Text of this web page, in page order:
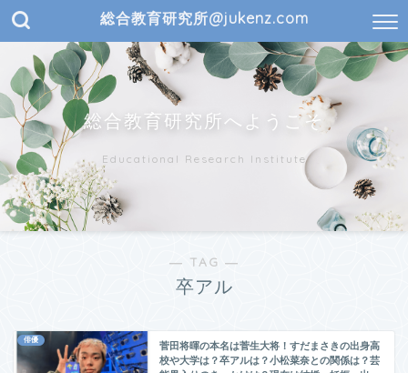
総合教育研究所@jukenz.com
総合教育研究所へようこそ
Educational Research Institute
― TAG ―
卒アル
俳優
菅田将暉の本名は菅生大将！すだまさきの出身高
校や大学は？卒アルは？小松菜奈との関係は？芸